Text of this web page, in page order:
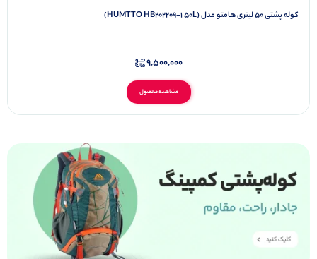
کوله پشتی ۵۰ لیتری هامتو مدل (HUMTTO HB202209-1 50L)
مشاهده محصول
9,500,000